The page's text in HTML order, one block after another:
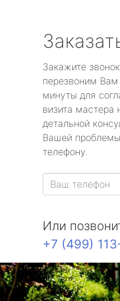
Закажите
перезвоним
минуты для
визита мастера
детальной
Вашей
телефону.
Или
+7 (499)